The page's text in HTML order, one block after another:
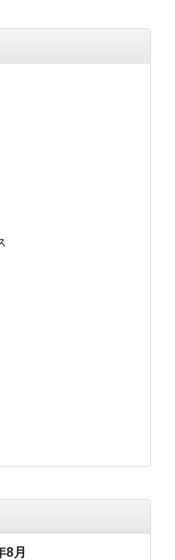
8月